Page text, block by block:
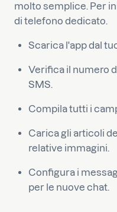
molto semplice. Per
di telefono dedicato.
Scarica l'app dal
Verifica il numero
SMS.
Compila tutti i
Carica gli articoli
relative immagini.
Configura i
per le nuove chat.